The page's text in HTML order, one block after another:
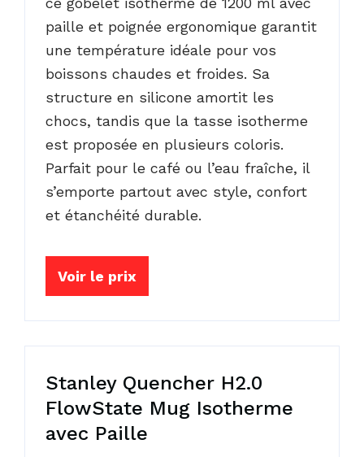
paille et poignée ergonomique garantit
une température idéale pour vos
boissons chaudes et froides. Sa
structure en silicone amortit les
chocs, tandis que la tasse isotherme
est proposée en plusieurs coloris.
Parfait pour le café ou l’eau fraîche, il
s’emporte partout avec style, confort
et étanchéité durable.
Voir le prix
Stanley Quencher H2.0
FlowState Mug Isotherme
avec Paille